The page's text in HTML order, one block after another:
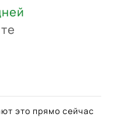
это прямо сейчас